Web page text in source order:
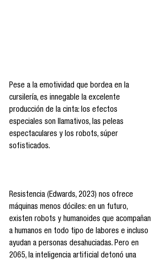
Pese a la emotividad que bordea en la
cursilería, es innegable la excelente
producción de la cinta: los efectos
especiales son llamativos, las peleas
espectaculares y los robots, súper
sofisticados.
Resistencia (Edwards, 2023) nos ofrece
máquinas menos dóciles: en un futuro,
existen robots y humanoides que acompañan
a humanos en todo tipo de labores e incluso
ayudan a personas desahuciadas. Pero en
2065, la inteligencia artificial detonó una